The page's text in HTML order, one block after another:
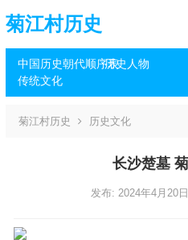
菊江村历史
中国历史朝代顺序表历史人物
传统文化
菊江村历史 历史文化
长沙楚墓
发布: 2024年4月20日